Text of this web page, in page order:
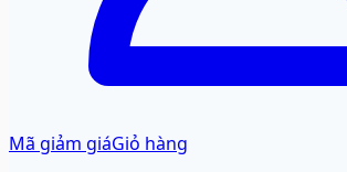
Mã giảm giáGiỏ hàng